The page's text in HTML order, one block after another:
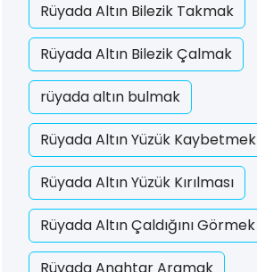
Rüyada Altın Bilezik Takmak
Rüyada Altın Bilezik Çalmak
rüyada altın bulmak
Rüyada Altın Yüzük Kaybetmek
Rüyada Altın Yüzük Kırılması
Rüyada Altın Çaldığını Görmek